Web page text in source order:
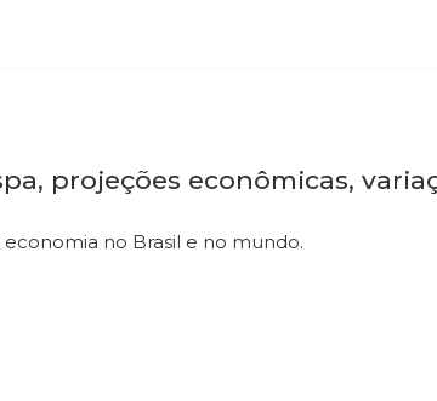
projeções econômicas,
no Brasil e no mundo.